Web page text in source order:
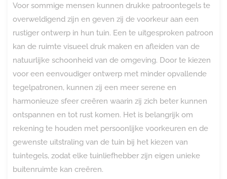
Voor sommige mensen kunnen drukke patroontegels te
overweldigend zijn en geven zij de voorkeur aan een
rustiger ontwerp in hun tuin. Een te uitgesproken patroon
kan de ruimte visueel druk maken en afleiden van de
natuurlijke schoonheid van de omgeving. Door te kiezen
voor een eenvoudiger ontwerp met minder opvallende
tegelpatronen, kunnen zij een meer serene en
harmonieuze sfeer creëren waarin zij zich beter kunnen
ontspannen en tot rust komen. Het is belangrijk om
rekening te houden met persoonlijke voorkeuren en de
gewenste uitstraling van de tuin bij het kiezen van
tuintegels, zodat elke tuinliefhebber zijn eigen unieke
buitenruimte kan creëren.